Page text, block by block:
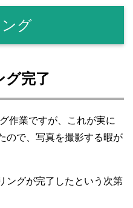
グ
グ完了
作業ですが、これが実に
ので、写真を撮影する暇が
ングが完了したという次第